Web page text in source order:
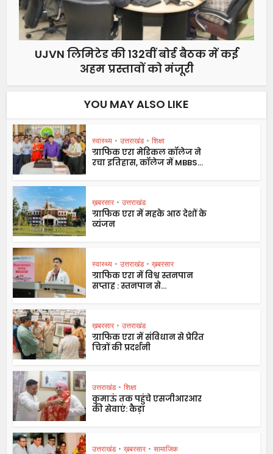
UJVN लिमिटेड की 132वीं बोर्ड बैठक में कई
अहम प्रस्तावों को मंजूरी
YOU MAY ALSO LIKE
स्वास्थ्य • उत्तराखंड • शिक्षा
ग्राफिक एरा मेडिकल कॉलेज ने
रचा इतिहास, कॉलेज में MBBS...
ख़बरसार • उत्तराखंड
ग्राफिक एरा में महके आठ देशों के
व्यंजन
स्वास्थ्य • उत्तराखंड • ख़बरसार
ग्राफिक एरा में विश्व स्तनपान
सप्ताह : स्तनपान से...
ख़बरसार • उत्तराखंड
ग्राफिक एरा में संविधान से प्रेरित
चित्रों की प्रदर्शनी
उत्तराखंड • शिक्षा
कुमाऊं तक पहुंचे एसजीआरआर
की सेवाएं: कैड़ा
उत्तराखंड • ख़बरसार • सामाजिक